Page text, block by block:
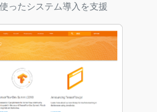
ったシステム導入を支援